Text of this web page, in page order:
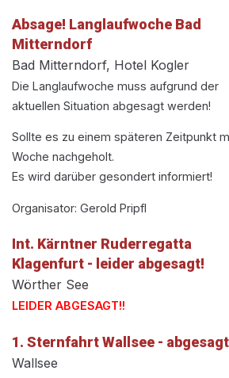
Absage! Langlaufwoche Bad
Mitterndorf
Bad Mitterndorf, Hotel Kogler
Die Langlaufwoche muss aufgrund der
aktuellen Situation abgesagt werden!
Sollte es zu einem späteren Zeitpunkt
Woche nachgeholt.
Es wird darüber gesondert informiert!
Organisator: Gerold Pripfl
Int. Kärntner Ruderregatta
Klagenfurt - leider abgesagt!
Wörther See
LEIDER ABGESAGT!!
1. Sternfahrt Wallsee -
Wallsee